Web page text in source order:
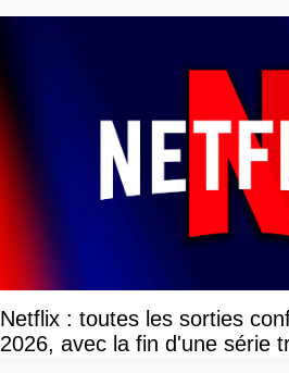
Netflix : toutes les sorties
2026, avec la fin d'une série